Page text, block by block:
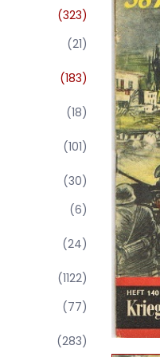
(323)
(21)
(183)
(18)
(101)
(30)
(6)
(24)
(1122)
(77)
(283)